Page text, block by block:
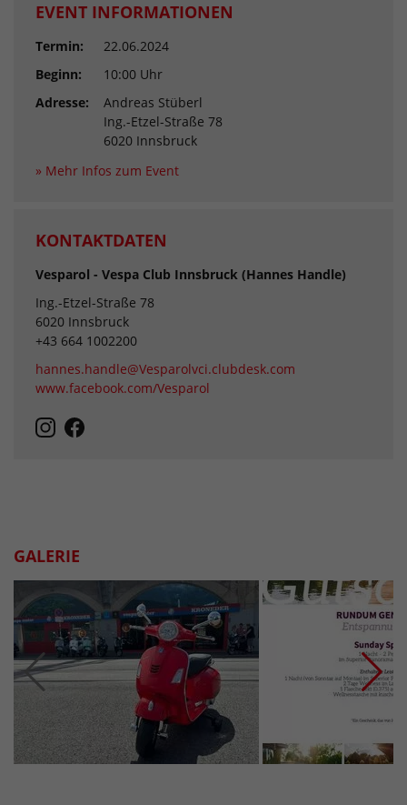
EVENT INFORMATIONEN
Termin:
22.06.2024
Beginn:
10:00 Uhr
Adresse:
Andreas Stüberl
Ing.-Etzel-Straße 78
6020 Innsbruck
» Mehr Infos zum Event
KONTAKTDATEN
Vesparol - Vespa Club Innsbruck (Hannes Handle)
Ing.-Etzel-Straße 78
6020 Innsbruck
+43 664 1002200
hannes.handle@Vesparolvci.clubdesk.com
www.facebook.com/Vesparol
GALERIE